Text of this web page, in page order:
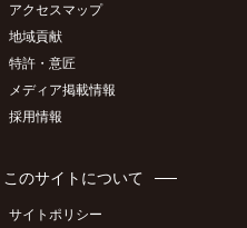
アクセスマップ
地域貢献
特許・意匠
メディア掲載情報
採用情報
このサイトについて
サイトポリシー